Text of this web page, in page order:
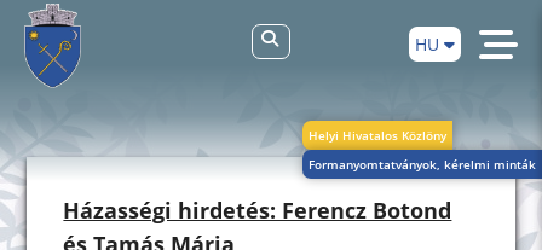
HU
Helyi Hivatalos Közlöny
Formanyomtatványok, kérelmi minták
Házasségi hirdetés: Ferencz Botond
és Tamás Mária